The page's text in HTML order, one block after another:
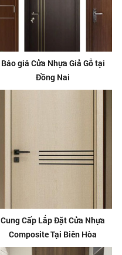
Báo giá Cửa Nhựa Giả Gỗ tại
Đồng Nai
Cung Cấp Lắp Đặt Cửa Nhựa
Composite Tại Biên Hòa